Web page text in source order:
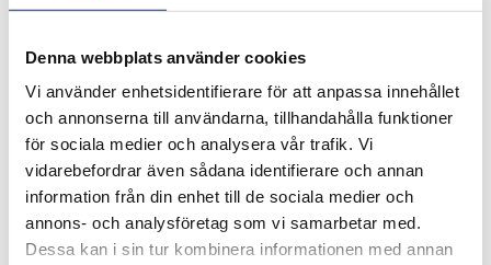
Denna webbplats använder cookies
Vi använder enhetsidentifierare för att anpassa innehållet
och annonserna till användarna, tillhandahålla funktioner
för sociala medier och analysera vår trafik. Vi
vidarebefordrar även sådana identifierare och annan
information från din enhet till de sociala medier och
annons- och analysföretag som vi samarbetar med.
Dessa kan i sin tur kombinera informationen med annan
kyrkan bör byta ut han och
hon mot ”hen”